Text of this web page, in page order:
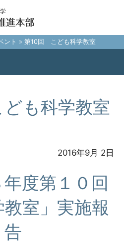
ント » 第10回 こども科学教室
も科学教室
2016年9月 2日
年度第１０回
室」実施報
告